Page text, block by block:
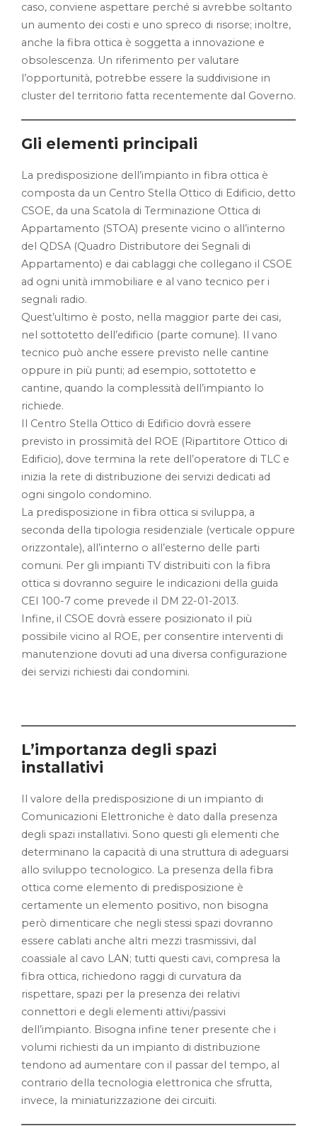
caso, conviene aspettare perché si avrebbe soltanto
un aumento dei costi e uno spreco di risorse; inoltre,
anche la fibra ottica è soggetta a innovazione e
obsolescenza. Un riferimento per valutare
l’opportunità, potrebbe essere la suddivisione in
cluster del territorio fatta recentemente dal Governo.
Gli elementi principali
La predisposizione dell’impianto in fibra ottica è
composta da un Centro Stella Ottico di Edificio, detto
CSOE, da una Scatola di Terminazione Ottica di
Appartamento (STOA) presente vicino o all’interno
del QDSA (Quadro Distributore dei Segnali di
Appartamento) e dai cablaggi che collegano il CSOE
ad ogni unità immobiliare e al vano tecnico per i
segnali radio.
Quest’ultimo è posto, nella maggior parte dei casi,
nel sottotetto dell’edificio (parte comune). Il vano
tecnico può anche essere previsto nelle cantine
oppure in più punti; ad esempio, sottotetto e
cantine, quando la complessità dell’impianto lo
richiede.
Il Centro Stella Ottico di Edificio dovrà essere
previsto in prossimità del ROE (Ripartitore Ottico di
Edificio), dove termina la rete dell’operatore di TLC e
inizia la rete di distribuzione dei servizi dedicati ad
ogni singolo condomino.
La predisposizione in fibra ottica si sviluppa, a
seconda della tipologia residenziale (verticale oppure
orizzontale), all’interno o all’esterno delle parti
comuni. Per gli impianti TV distribuiti con la fibra
ottica si dovranno seguire le indicazioni della guida
CEI 100-7 come prevede il DM 22-01-2013.
Infine, il CSOE dovrà essere posizionato il più
possibile vicino al ROE, per consentire interventi di
manutenzione dovuti ad una diversa configurazione
dei servizi richiesti dai condomini.
L’importanza degli spazi
installativi
Il valore della predisposizione di un impianto di
Comunicazioni Elettroniche è dato dalla presenza
degli spazi installativi. Sono questi gli elementi che
determinano la capacità di una struttura di adeguarsi
allo sviluppo tecnologico. La presenza della fibra
ottica come elemento di predisposizione è
certamente un elemento positivo, non bisogna
però dimenticare che negli stessi spazi dovranno
essere cablati anche altri mezzi trasmissivi, dal
coassiale al cavo LAN; tutti questi cavi, compresa la
fibra ottica, richiedono raggi di curvatura da
rispettare, spazi per la presenza dei relativi
connettori e degli elementi attivi/passivi
dell’impianto. Bisogna infine tener presente che i
volumi richiesti da un impianto di distribuzione
tendono ad aumentare con il passar del tempo, al
contrario della tecnologia elettronica che sfrutta,
invece, la miniaturizzazione dei circuiti.